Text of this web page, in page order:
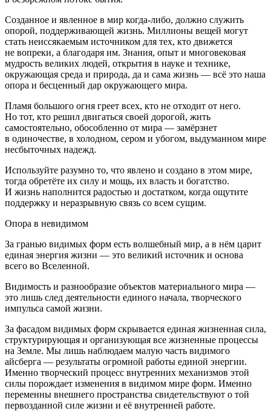
Созданное и явленное в мир когда-либо, должно служить
опорой, поддерживающей жизнь. Миллионы вещей могут
стать неиссякаемым источником для тех, кто движется
не вопреки, а благодаря им. Знания, опыт и многовековая
мудрость великих людей, открытия в науке и технике,
окружающая среда и природа, да и сама жизнь — всё это наша
опора и бесценный дар окружающего мира.
Пламя большого огня греет всех, кто не отходит от него.
Но тот, кто решил двигаться своей дорогой, жить
самостоятельно, обособленно от мира — замёрзнет
в одиночестве, в холодном, сером и убогом, выдуманном мире
несбыточных надежд.
Используйте разумно то, что явлено и создано в этом мире,
тогда обретёте их силу и мощь, их власть и богатство.
И жизнь наполнится радостью и достатком, когда ощутите
поддержку и неразрывную связь со всем сущим.
Опора в невидимом
За гранью видимых форм есть волшебный мир, а в нём царит
единая энергия жизни — это великий источник и основа
всего во Вселенной.
Видимость и разнообразие объектов материального мира —
это лишь след деятельности единого начала, творческого
импульса самой жизни.
За фасадом видимых форм скрывается единая жизненная сила,
структурирующая и организующая все жизненные процессы
на Земле. Мы лишь наблюдаем малую часть видимого
айсберга — результаты огромной работы единой энергии.
Именно творческий процесс внутренних механизмов этой
силы порождает изменения в видимом мире форм. Именно
переменны внешнего пространства свидетельствуют о той
первозданной силе жизни и её внутренней работе.